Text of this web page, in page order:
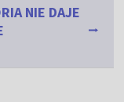
NIE DAJE